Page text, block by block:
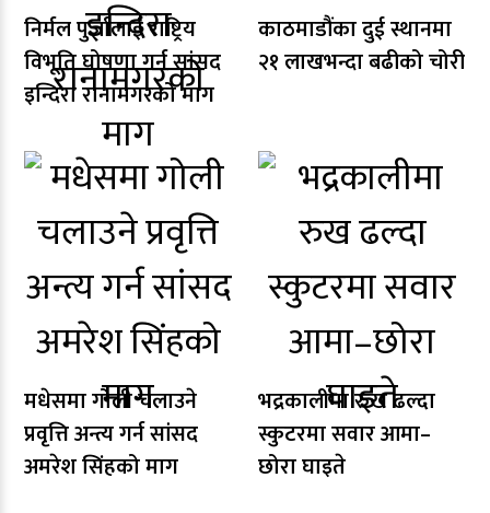
निर्मल पुर्जालाई राष्ट्रिय
विभूति घोषणा गर्न सांसद
इन्दिरा रानामगरको माग
काठमाडौंका दुई स्थानमा
२१ लाखभन्दा बढीको चोरी
मधेसमा गोली चलाउने
प्रवृत्ति अन्त्य गर्न सांसद
अमरेश सिंहको माग
भद्रकालीमा रुख ढल्दा
स्कुटरमा सवार आमा–
छोरा घाइते